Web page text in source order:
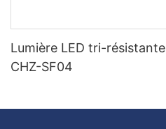
Lumière LED tri-résistante
CHZ-SF04